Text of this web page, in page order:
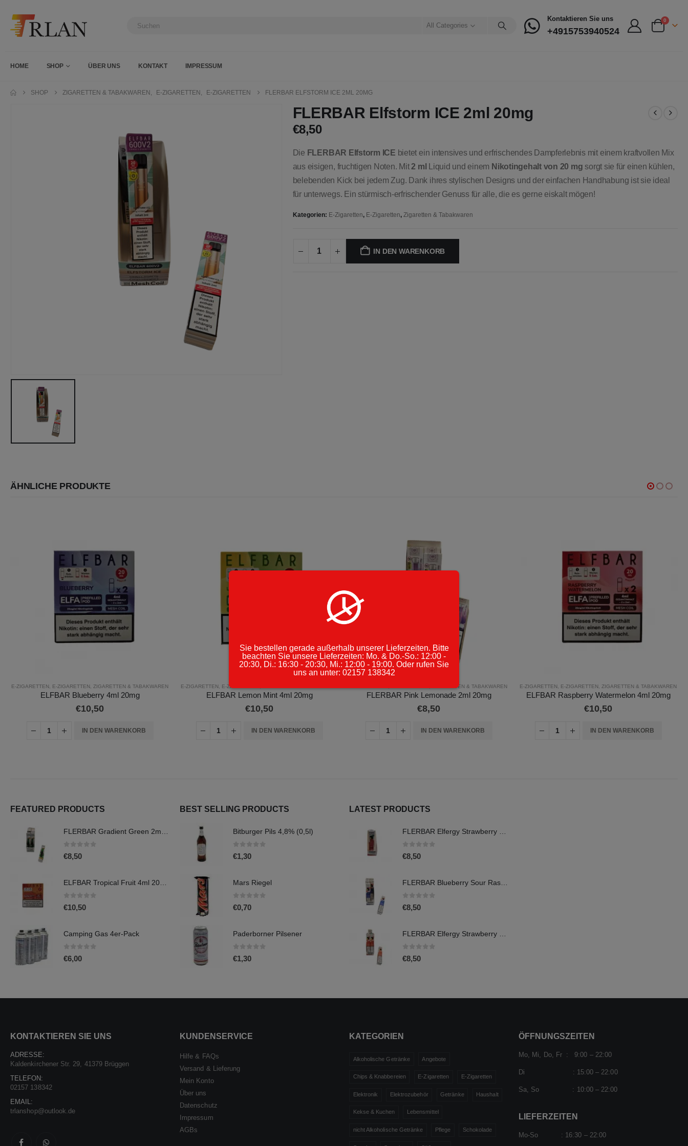
All Categories
Kontaktieren Sie uns
+4915753940524
0
HOME SHOP ÜBER UNS KONTAKT IMPRESSUM
SHOP ZIGARETTEN & TABAKWAREN , E-ZIGARETTEN , E-ZIGARETTEN FLERBAR ELFSTORM ICE 2ML 20MG
FLERBAR Elfstorm ICE 2ml 20mg
€8,50
Die FLERBAR Elfstorm ICE bietet ein intensives und erfrischendes Dampferlebnis mit einem kraftvollen Mix
aus eisigen, fruchtigen Noten. Mit2 ml Liquid und einem Nikotingehalt von 20 mg sorgt sie für einen kühlen,
belebenden Kick bei jedem Zug. Dank ihres stylischen Designs und der einfachen Handhabung ist sie ideal
für unterwegs. Ein stürmisch-erfrischender Genuss für alle, die es gerne eiskalt mögen!
Kategorien: E-Zigaretten, E-Zigaretten, Zigaretten & Tabakwaren
IN DEN WARENKORB
ÄHNLICHE PRODUKTE
E-ZIGARETTEN E-ZIGARETTEN ZIGARETTEN & TABAKWAREN
ELFBAR Blueberry 4ml 20mg
€10,50
IN DEN WARENKORB
E-ZIGARETTEN E-ZIGARETTEN
ELFBAR Lemon Mint 4ml 20mg
€10,50
IN DEN WARENKORB
ZIGARETTEN & TABAKWAREN
FLERBAR Pink Lemonade 2ml 20mg
€8,50
IN DEN WARENKORB
E-ZIGARETTEN E-ZIGARETTEN ZIGARETTEN & TABAKWAREN
ELFBAR Raspberry Watermelon 4ml 20mg
€10,50
IN DEN WARENKORB
FEATURED PRODUCTS
€8,50
€10,50
Camping Gas 4er-Pack
€6,00
BEST SELLING PRODUCTS
Bitburger Pils 4,8% (0,5l)
€1,30
Mars Riegel
€0,70
Paderborner Pilsener
€1,30
LATEST PRODUCTS
€8,50
€8,50
€8,50
KONTAKTIEREN SIE UNS
ADRESSE:
Kaldenkirchener Str. 29, 41379 Brüggen
TELEFON:
02157 138342
EMAIL:
trlanshop@outlook.de
KUNDENSERVICE
Hilfe & FAQs
Versand & Lieferung
Mein Konto
Über uns
Datenschutz
Impressum
AGBs
KATEGORIEN
Alkoholische Getränke Angebote
Chips & Knabbereien E-Zigaretten E-Zigaretten
Elektronik Elektrozubehör Getränke Haushalt
Kekse & Kuchen Lebensmittel
nicht Alkoholische Getränke Pflege Schokolade
ÖFFNUNGSZEITEN
Mo, Mi, Do, Fr : 9:00 – 22:00
Di : 15:00 – 22:00
Sa, So : 10:00 – 22:00
LIEFERZEITEN
Mo-So : 16:30 – 22:00
Sie bestellen gerade außerhalb unserer Lieferzeiten. Bitte
beachten Sie unsere Lieferzeiten: Mo. & Do.-So.: 12:00 -
20:30, Di.: 16:30 - 20:30, Mi.: 12:00 - 19:00. Oder rufen Sie
uns an unter: 02157 138342